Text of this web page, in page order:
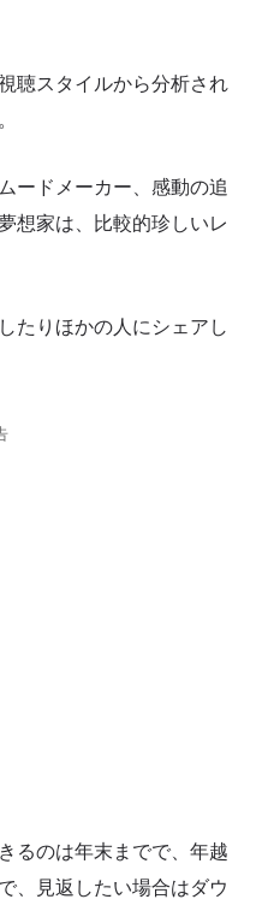
聴スタイルから分析され
ードメーカー、感動の追
想家は、比較的珍しいレ
たりほかの人にシェアし
るのは年末までで、年越
、見返したい場合はダウ